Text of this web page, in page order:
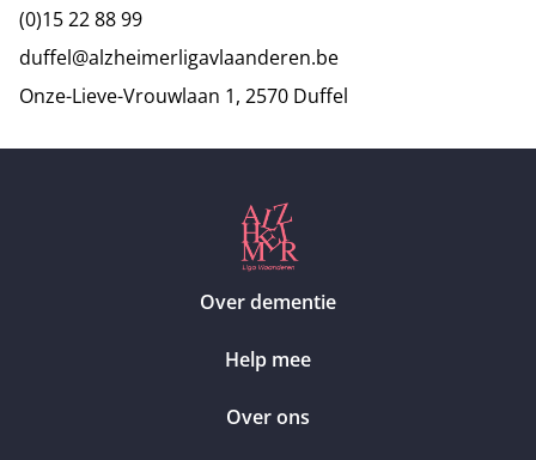
(0)15 22 88 99
duffel@alzheimerligavlaanderen.be
Onze-Lieve-Vrouwlaan 1, 2570 Duffel
Over dementie
Help mee
Over ons